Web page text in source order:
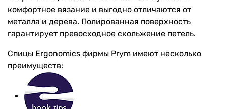
комфортное вязание и выгодно отличаются от
металла и дерева. Полированная поверхность
гарантирует превосходное скольжение петель.
Спицы Ergonomics фирмы Prym имеют несколько
преимуществ: